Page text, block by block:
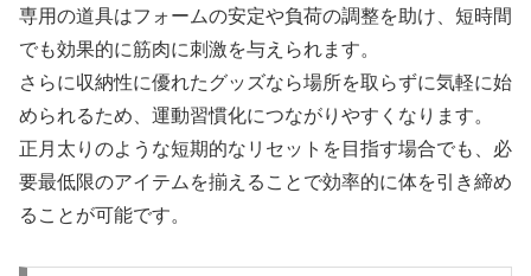
専用の道具はフォームの安定や負荷の調整を助け、短時間
でも効果的に筋肉に刺激を与えられます。
さらに収納性に優れたグッズなら場所を取らずに気軽に始
められるため、運動習慣化につながりやすくなります。
正月太りのような短期的なリセットを目指す場合でも、必
要最低限のアイテムを揃えることで効率的に体を引き締め
ることが可能です。